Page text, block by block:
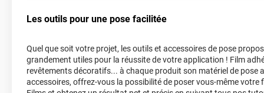
Les outils pour une pose facilitée
Quel que soit votre projet, les outils et accessoires de pose
grandement utiles pour la réussite de votre application ! Film
revêtements décoratifs... à chaque produit son matériel de pose
accessoires, offrez-vous la possibilité de poser vous-même votre